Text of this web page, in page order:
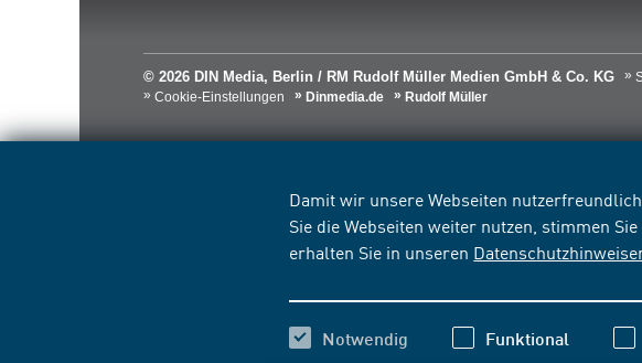
Damit wir unsere Webseiten
Sie die Webseiten weiter nutzen, stimmen
erhalten Sie in unseren
Notwendig Funktional
© 2026 DIN Media, Berlin / RM Rudolf Müller Medien GmbH & Co. KG
Cookie-Einstellungen
Dinmedia.de Rudolf Müller